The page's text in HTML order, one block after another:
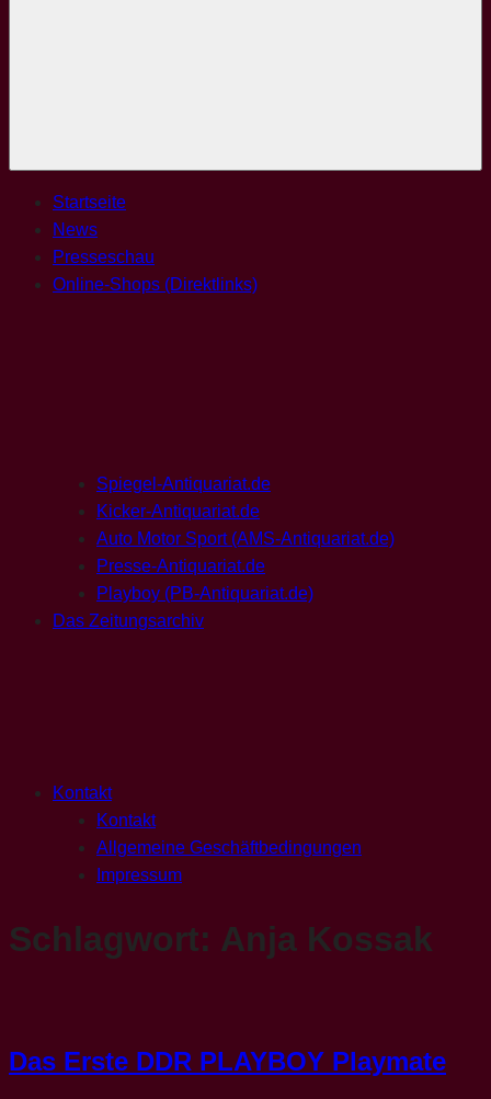
Startseite
News
Presseschau
Online-Shops (Direktlinks)
Spiegel-Antiquariat.de
Kicker-Antiquariat.de
Auto Motor Sport (AMS-Antiquariat.de)
Presse-Antiquariat.de
Playboy (PB-Antiquariat.de)
Das Zeitungsarchiv
Kontakt
Kontakt
Allgemeine Geschäftbedingungen
Impressum
Schlagwort: Anja Kossak
Das Erste DDR PLAYBOY Playmate